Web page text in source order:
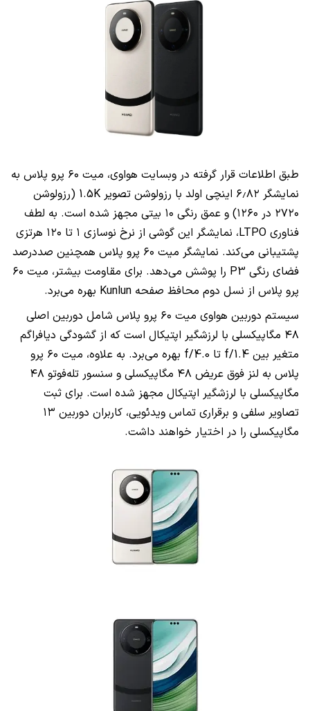
طبق اطلاعات قرار گرفته در وبسایت هواوی، میت ۶۰ پرو پلاس به
نمایشگر ۶٫۸۲ اینچی اولد با رزولوشن تصویر 1.5K (رزولوشن
۲۷۲۰ در ۱۲۶۰) و عمق رنگی ۱۰ بیتی مجهز شده است. به لطف
فناوری LTPO، نمایشگر این گوشی از نرخ نوسازی ۱ تا ۱۲۰ هرتزی
پشتیبانی می‌کند. نمایشگر میت ۶۰ پرو پلاس همچنین صددرصد
فضای رنگی P3 را پوشش می‌دهد. برای مقاومت بیشتر، میت ۶۰
پرو پلاس از نسل دوم محافظ صفحه Kunlun بهره می‌برد.
سیستم دوربین هواوی میت ۶۰ پرو پلاس شامل دوربین اصلی
۴۸ مگاپیکسلی با لرزشگیر اپتیکال است که از گشودگی دیافراگم
متغیر بین f/1.4 تا f/4.0 بهره می‌برد. به علاوه، میت ۶۰ پرو
پلاس به لنز فوق عریض ۴۸ مگاپیکسلی و سنسور تله‌فوتو ۴۸
مگاپیکسلی با لرزشگیر اپتیکال مجهز شده است. برای ثبت
تصاویر سلفی و برقراری تماس ویدئویی، کاربران دوربین ۱۳
مگاپیکسلی را در اختیار خواهند داشت.